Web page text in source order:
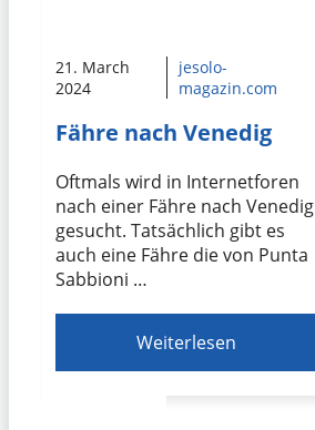
21. March
2024
jesolo-
magazin.com
Fähre nach Venedig
Oftmals wird in Internetforen
nach einer Fähre nach Venedig
gesucht. Tatsächlich gibt es
auch eine Fähre die von Punta
Sabbioni …
Weiterlesen